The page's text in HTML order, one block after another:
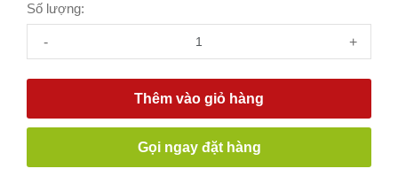
Số lượng:
- +
Thêm vào giỏ hàng
Gọi ngay đặt hàng